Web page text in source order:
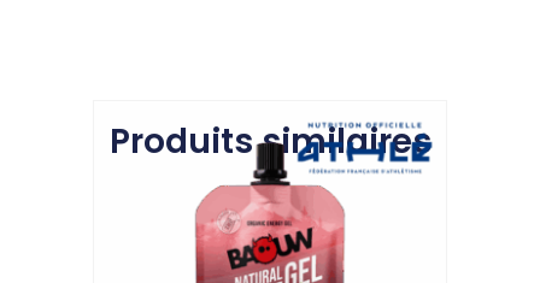
Produits similaires